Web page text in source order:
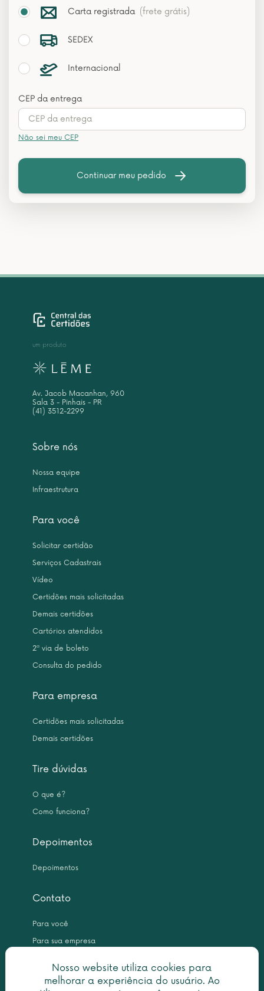
Carta registrada (frete grátis)
SEDEX
Internacional
CEP da entrega
Não sei meu CEP
Continuar meu pedido
Nosso website utiliza cookies para
melhorar a experiência do usuário. Ao
Sobre nós
Nossa equipe
Infraestrutura
Para você
Solicitar certidão
Serviços Cadastrais
Vídeo
Certidões mais solicitadas
Demais certidões
Cartórios atendidos
2ª via de boleto
Consulta do pedido
Para empresa
Certidões mais solicitadas
Demais certidões
Tire dúvidas
O que é?
Como funciona?
Depoimentos
Depoimentos
Contato
Para você
Para sua empresa
um produto
Av. Jacob Macanhan, 960
Sala 3 - Pinhais - PR
(41) 3512-2299